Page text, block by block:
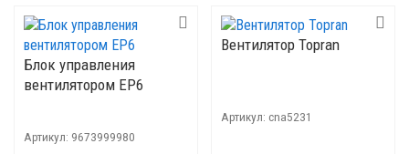
Блок управления
вентилятором EP6
Артикул: 9673999980
Вентилятор Topran
Артикул: cna5231